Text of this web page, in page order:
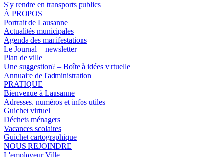
S'y rendre en transports publics
À PROPOS
Portrait de Lausanne
Actualités municipales
Agenda des manifestations
Le Journal + newsletter
Plan de ville
Une suggestion? – Boîte à idées virtuelle
Annuaire de l'administration
PRATIQUE
Bienvenue à Lausanne
Adresses, numéros et infos utiles
Guichet virtuel
Déchets ménagers
Vacances scolaires
Guichet cartographique
NOUS REJOINDRE
L'employeur Ville